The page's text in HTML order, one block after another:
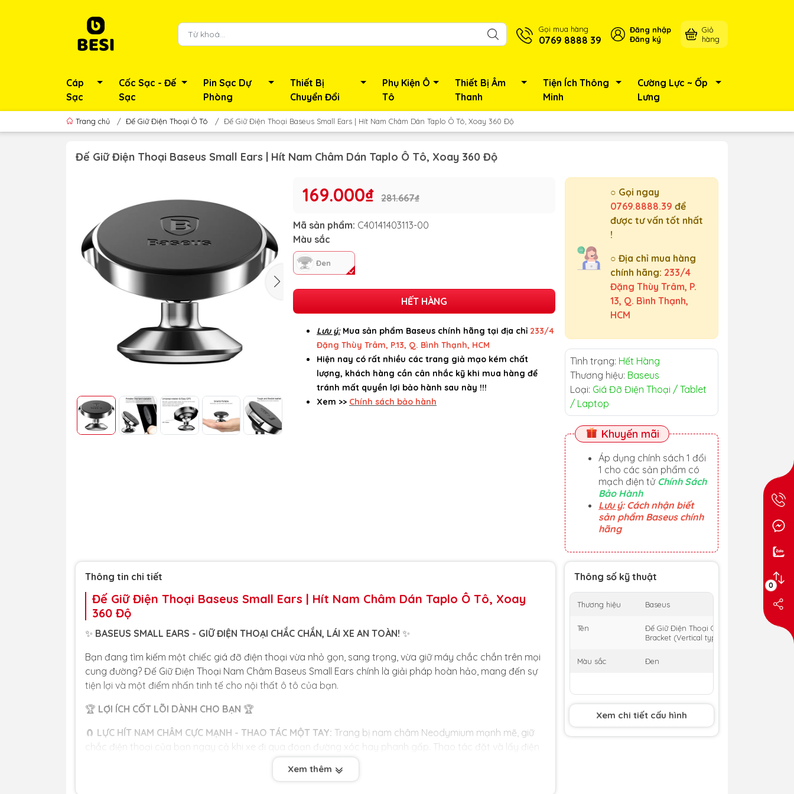
Gọi mua hàng
0769 8888 39
Đăng nhập
Đăng ký
Giỏ
hàng
Cáp
Sạc
Cốc Sạc - Đế
Sạc
Pin Sạc Dự
Phòng
Thiết Bị
Chuyển Đổi
Phụ Kiện Ô
Tô
Thiết Bị Âm
Thanh
Tiện Ích Thông
Minh
Cường Lực ~ Ốp
Lưng
Trang chủ / Đế Giữ Điện Thoại Ô Tô / Đế Giữ Điện Thoại Baseus Small Ears | Hít Nam Châm Dán Taplo Ô Tô, Xoay 360 Độ
Đế Giữ Điện Thoại Baseus Small Ears | Hít Nam Châm Dán Taplo Ô Tô, Xoay 360 Độ
169.000₫ 281.667₫
Mã sản phẩm: C40141403113-00
Màu sắc
Đen
HẾT HÀNG
Lưu ý: Mua sản phẩm Baseus chính hãng tại địa chỉ 233/4
Đặng Thùy Trâm, P.13, Q. Bình Thạnh, HCM
Hiện nay có rất nhiều các trang giả mạo kém chất
lượng, khách hàng cần cân nhắc kỹ khi mua hàng để
tránh mất quyền lợi bảo hành sau này !!!
Xem >> Chính sách bảo hành
0
○ Gọi ngay
0769.8888.39 để
được tư vấn tốt nhất
!
○ Địa chỉ mua hàng
chính hãng: 233/4
Đặng Thùy Trâm, P.
13, Q. Bình Thạnh,
HCM
Tình trạng: Hết Hàng
Thương hiệu: Baseus
Loại: Giá Đỡ Điện Thoại / Tablet
/ Laptop
Khuyến mãi
Áp dụng chính sách 1 đổi
1 cho các sản phẩm có
mạch điện tử Chính Sách
Bảo Hành
Lưu ý: Cách nhận biết
sản phẩm Baseus chính
hãng
Thông số kỹ thuật
Thương hiệu Baseus
Tên
Đế Giữ Điện Thoại OS-Baseus Small Ears
Bracket (Vertical type)
Màu sắc Đen
Xem chi tiết cấu hình
Thông tin chi tiết
Đế Giữ Điện Thoại Baseus Small Ears | Hít Nam Châm Dán Taplo Ô Tô, Xoay
360 Độ
✨ BASEUS SMALL EARS - GIỮ ĐIỆN THOẠI CHẮC CHẮN, LÁI XE AN TOÀN! ✨
Bạn đang tìm kiếm một chiếc giá đỡ điện thoại vừa nhỏ gọn, sang trọng, vừa giữ máy chắc chắn trên mọi
cung đường? Đế Giữ Điện Thoại Nam Châm Baseus Small Ears chính là giải pháp hoàn hảo, mang đến sự
tiện lợi và một điểm nhấn tinh tế cho nội thất ô tô của bạn.
🏆 LỢI ÍCH CỐT LÕI DÀNH CHO BẠN 🏆
🧲 LỰC HÍT NAM CHÂM CỰC MẠNH - THAO TÁC MỘT TAY: Trang bị nam châm Neodymium mạnh mẽ, giữ
chắc điện thoại của bạn ngay cả khi xe đi qua đoạn đường xóc hay phanh gấp. Thao tác đặt và lấy điện
thoại chỉ bằng một tay, vô cùng nhanh chóng và an toàn.
XOAY 360° LINH HOẠT - TÙY CHỈNH MỌI GÓC NHÌN:Với khớp nối bi thông minh, bạn có thể dễ dàng
Xem thêm